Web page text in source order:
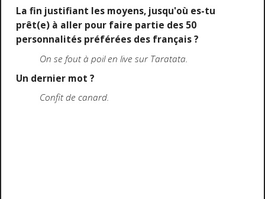
La fin justifiant les moyens, jusqu'où es-tu
prêt(e) à aller pour faire partie des 50
personnalités préférées des français ?
On se fout à poil en live sur Taratata.
Un dernier mot ?
Confit de canard.